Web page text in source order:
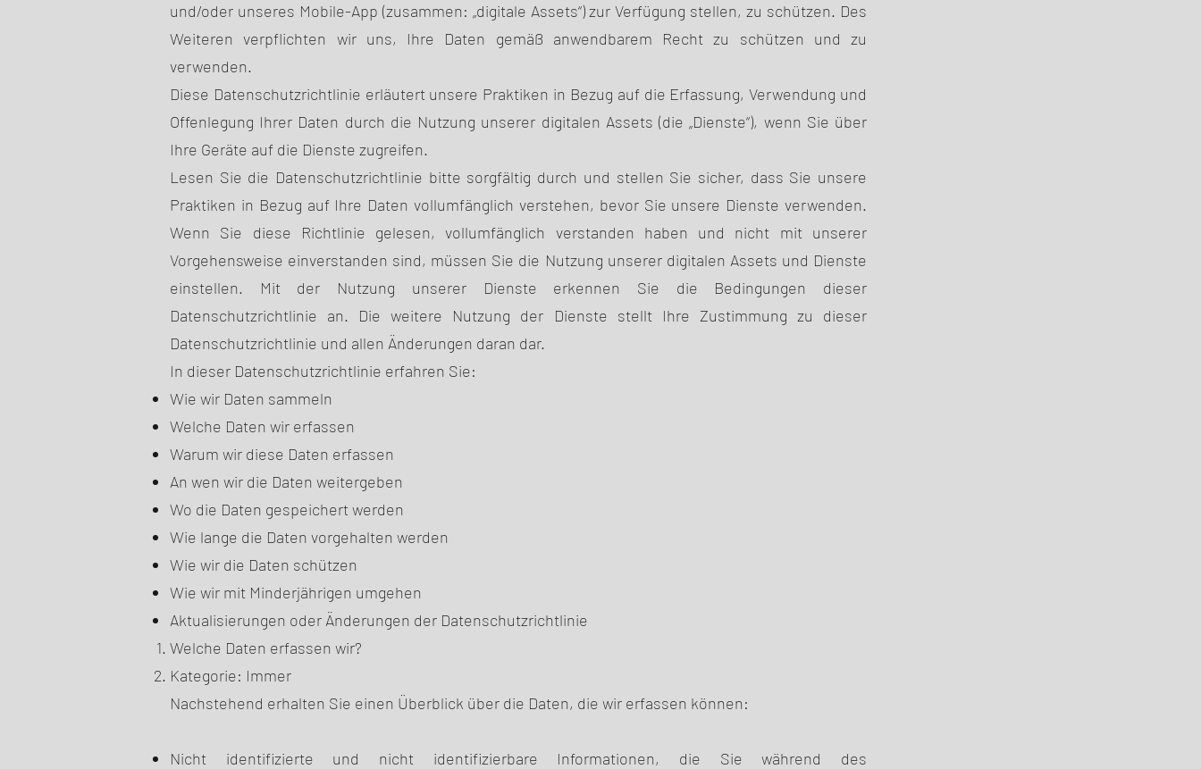
und/oder unseres Mobile-App (zusammen: „digitale Assets“) zur Verfügung stellen, zu schützen. Des
Weiteren verpflichten wir uns, Ihre Daten gemäß anwendbarem Recht zu schützen und zu
verwenden.
Diese Datenschutzrichtlinie erläutert unsere Praktiken in Bezug auf die Erfassung, Verwendung und
Offenlegung Ihrer Daten durch die Nutzung unserer digitalen Assets (die „Dienste“), wenn Sie über
Ihre Geräte auf die Dienste zugreifen.
Lesen Sie die Datenschutzrichtlinie bitte sorgfältig durch und stellen Sie sicher, dass Sie unsere
Praktiken in Bezug auf Ihre Daten vollumfänglich verstehen, bevor Sie unsere Dienste verwenden.
Wenn Sie diese Richtlinie gelesen, vollumfänglich verstanden haben und nicht mit unserer
Vorgehensweise einverstanden sind, müssen Sie die Nutzung unserer digitalen Assets und Dienste
einstellen. Mit der Nutzung unserer Dienste erkennen Sie die Bedingungen dieser
Datenschutzrichtlinie an. Die weitere Nutzung der Dienste stellt Ihre Zustimmung zu dieser
Datenschutzrichtlinie und allen Änderungen daran dar.
In dieser Datenschutzrichtlinie erfahren Sie:
Wie wir Daten sammeln
Welche Daten wir erfassen
Warum wir diese Daten erfassen
An wen wir die Daten weitergeben
Wo die Daten gespeichert werden
Wie lange die Daten vorgehalten werden
Wie wir die Daten schützen
Wie wir mit Minderjährigen umgehen
Aktualisierungen oder Änderungen der Datenschutzrichtlinie
Welche Daten erfassen wir?
Kategorie: Immer
Nachstehend erhalten Sie einen Überblick über die Daten, die wir erfassen können:
Nicht identifizierte und nicht identifizierbare Informationen, die Sie während des